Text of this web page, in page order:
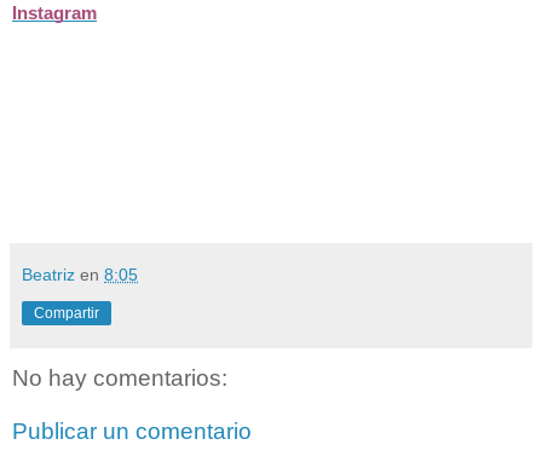
Instagram
Beatriz en 8:05
Compartir
No hay comentarios:
Publicar un comentario